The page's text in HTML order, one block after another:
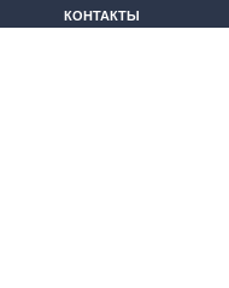
КОНТАКТЫ